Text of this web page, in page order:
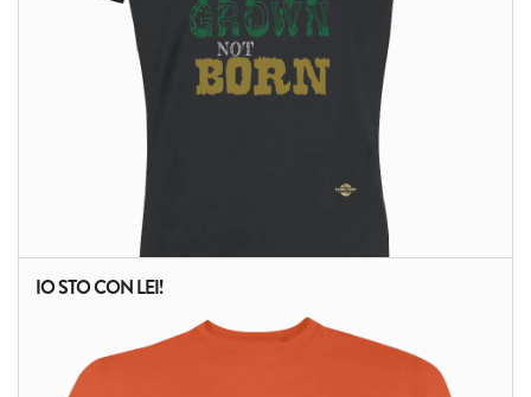
ALTRI PRODOTTI:
IO STO CON LEI!